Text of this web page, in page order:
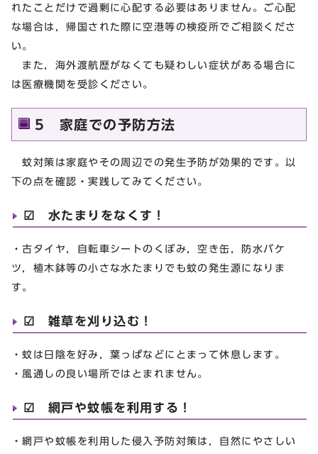
れたことだけで過剰に心配する必要はありません。ご心配
な場合は，帰国された際に空港等の検疫所でご相談くださ
い。
また，海外渡航歴がなくても疑わしい症状がある場合に
は医療機関を受診ください。
5 家庭での予防方法
蚊対策は家庭やその周辺での発生予防が効果的です。以
下の点を確認・実践してみてください。
☑ 水たまりをなくす！
・古タイヤ，自転車シートのくぼみ，空き缶，防水バケ
ツ，植木鉢等の小さな水たまりでも蚊の発生源になりま
す。
☑ 雑草を刈り込む！
・蚊は日陰を好み，葉っぱなどにとまって休息します。
・風通しの良い場所ではとまれません。
☑ 網戸や蚊帳を利用する！
・網戸や蚊帳を利用した侵入予防対策は，自然にやさしい